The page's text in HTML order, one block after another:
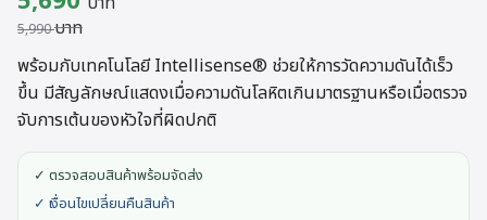
5,990บาท
price
was:
5,990 บาท.
is:
5,690 บาท.
พร้อมกับเทคโนโลยี Intellisense® ช่วยให้การวัดความดันได้เร็ว
ขึ้น มีสัญลักษณ์แสดงเมื่อความดันโลหิตเกินมาตรฐานหรือเมื่อตรวจ
จับการเต้นของหัวใจที่ผิดปกติ
✓ ตรวจสอบสินค้าพร้อมจัดส่ง
✓ เงื่อนไขเปลี่ยนคืนสินค้า